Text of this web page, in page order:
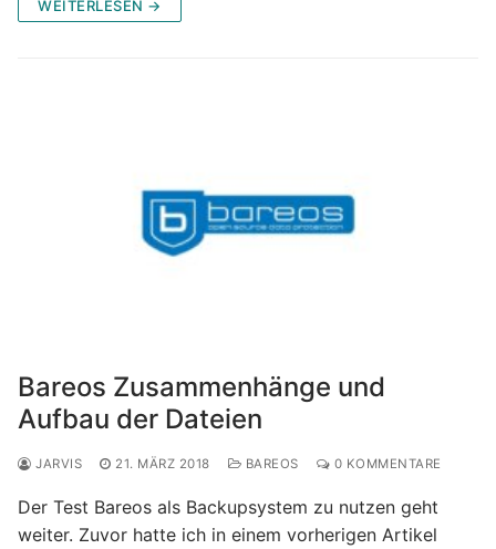
WEITERLESEN →
Bareos Zusammenhänge und
Aufbau der Dateien
JARVIS 21. MÄRZ 2018 BAREOS 0 KOMMENTARE
Der Test Bareos als Backupsystem zu nutzen geht
weiter. Zuvor hatte ich in einem vorherigen Artikel